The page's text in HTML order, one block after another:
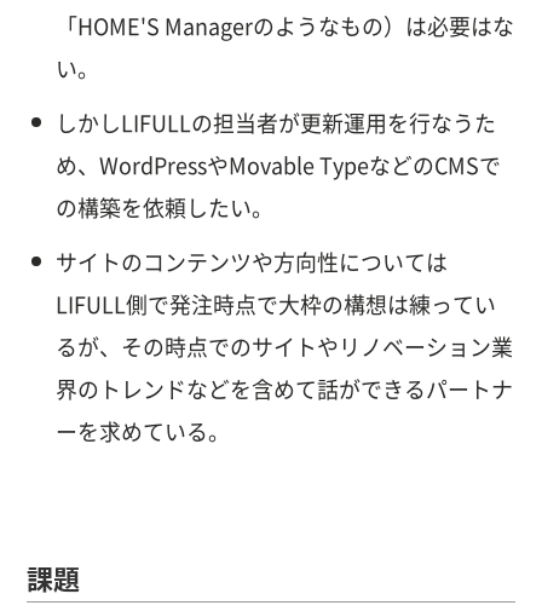
「HOME'S Managerのようなもの）は必要はな
い。
しかしLIFULLの担当者が更新運用を行なうた
め、WordPressやMovable TypeなどのCMSで
の構築を依頼したい。
サイトのコンテンツや方向性については
LIFULL側で発注時点で大枠の構想は練ってい
るが、その時点でのサイトやリノベーション業
界のトレンドなどを含めて話ができるパートナ
ーを求めている。
課題